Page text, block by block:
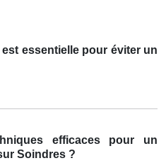
essentielle pour éviter un
efficaces pour un
Soindres ?